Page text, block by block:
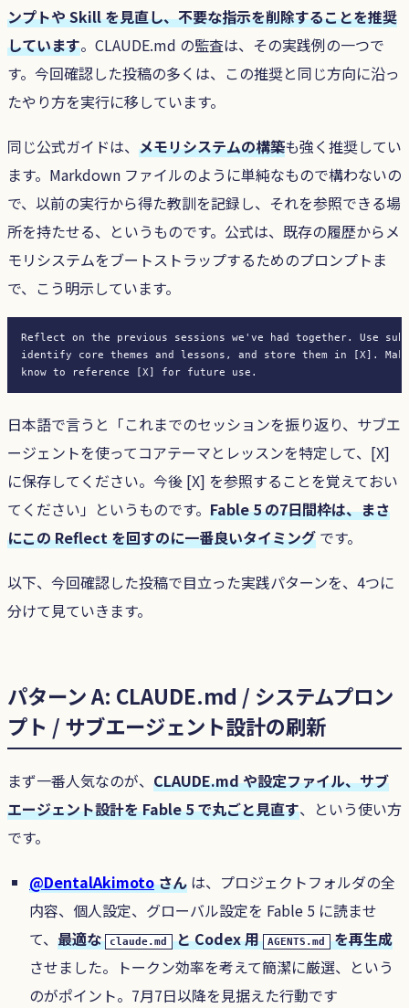
ンプトや Skill を見直し、不要な指示を削除することを推奨
しています。CLAUDE.md の監査は、その実践例の一つで
す。今回確認した投稿の多くは、この推奨と同じ方向に沿っ
たやり方を実行に移しています。
同じ公式ガイドは、 メモリシステムの構築も強く推奨してい
ます。Markdown ファイルのように単純なもので構わないの
で、以前の実行から得た教訓を記録し、それを参照できる場
所を持たせる、というものです。公式は、既存の履歴からメ
モリシステムをブートストラップするためのプロンプトま
で、こう明示しています。
Reflect on the previous sessions we've had together. Use
identify core themes and lessons, and store them in [X].
日本語で言うと「これまでのセッションを振り返り、サブエ
ージェントを使ってコアテーマとレッスンを特定して、[X]
に保存してください。今後 [X] を参照することを覚えておい
てください」というものです。 Fable 5 の7日間枠は、まさ
にこの Reflect を回すのに一番良いタイミング です。
以下、今回確認した投稿で目立った実践パターンを、4つに
分けて見ていきます。
パターン A: CLAUDE.md / システムプロン
プト / サブエージェント設計の刷新
まず一番人気なのが、 CLAUDE.md や設定ファイル、サブ
エージェント設計を Fable 5 で丸ごと見直す、という使い方
です。
@DentalAkimotoさん は、プロジェクトフォルダの全
内容、個人設定、グローバル設定を Fable 5 に読ませ
て、 最適な claude.md と Codex 用 AGENTS.md を再生成
させました。トークン効率を考えて簡潔に厳選、という
のがポイント。7月7日以降を見据えた行動です